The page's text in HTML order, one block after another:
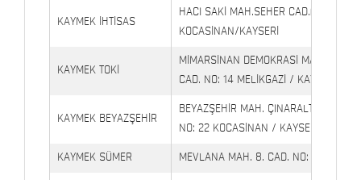
KAYMEK İHTİSAS
HACI SAKİ MAH.SEHER CAD.(6009
KOCASİNAN/KAYSERİ
KAYMEK TOKİ
MİMARSİNAN DEMOKRASİ MAH. FATİN
CAD. NO: 14 MELİKGAZİ / KAYSERİ
KAYMEK BEYAZŞEHİR
BEYAZŞEHİR MAH. ÇINARALTI
NO: 22 KOCASİNAN / KAYSERİ
KAYMEK SÜMER MEVLANA MAH. 8. CAD. NO: 28